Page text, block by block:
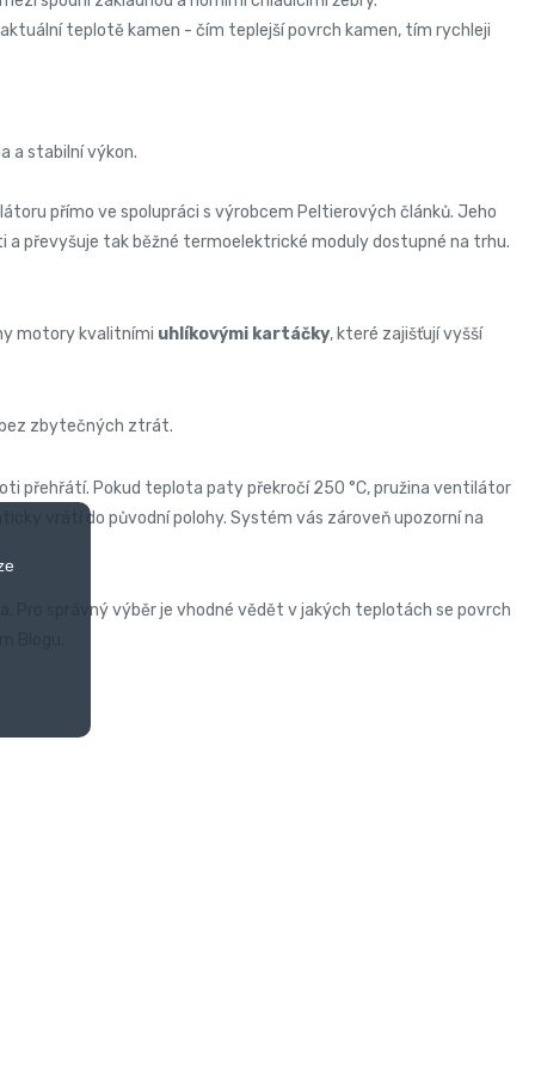
teplotě kamen - čím teplejší povrch kamen, tím rychleji
a stabilní výkon.
přímo ve spolupráci s výrobcem Peltierových článků. Jeho
a převyšuje tak běžné termoelektrické moduly dostupné na trhu.
motory kvalitními uhlíkovými kartáčky, které zajišťují vyšší
zbytečných ztrát.
přehřátí. Pokud teplota paty překročí 250 °C, pružina ventilátor
vrátí do původní polohy. Systém vás zároveň upozorní na
Pro správný výběr je vhodné vědět v jakých teplotách se povrch
Blogu.